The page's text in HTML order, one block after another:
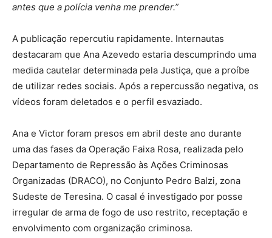
antes que a polícia venha me prender.”
A publicação repercutiu rapidamente. Internautas
destacaram que Ana Azevedo estaria descumprindo uma
medida cautelar determinada pela Justiça, que a proíbe
de utilizar redes sociais. Após a repercussão negativa, os
vídeos foram deletados e o perfil esvaziado.
Ana e Victor foram presos em abril deste ano durante
uma das fases da Operação Faixa Rosa, realizada pelo
Departamento de Repressão às Ações Criminosas
Organizadas (DRACO), no Conjunto Pedro Balzi, zona
Sudeste de Teresina. O casal é investigado por posse
irregular de arma de fogo de uso restrito, receptação e
envolvimento com organização criminosa.